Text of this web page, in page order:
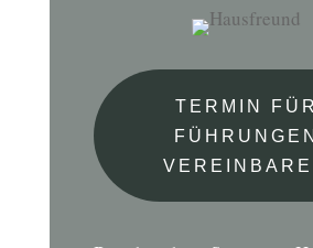
TERMIN FÜR
FÜHRUNGEN